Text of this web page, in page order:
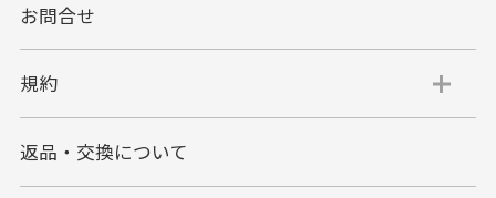
お問合せ
規約
返品・交換について